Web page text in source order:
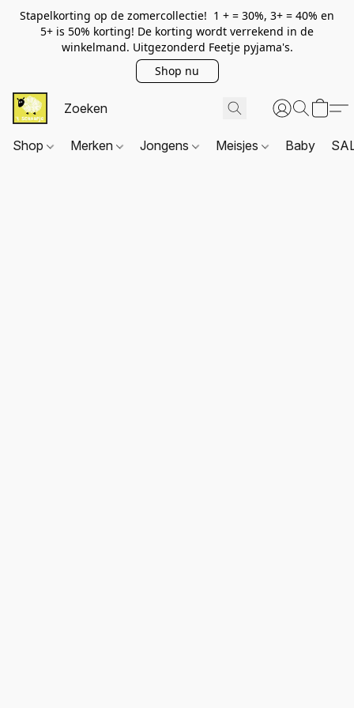
Stapelkorting op de zomercollectie! 1 + = 30%, 3+ = 40% en
5+ is 50% korting! De korting wordt verrekend in de
winkelmand. Uitgezonderd Feetje pyjama's.
Shop nu
Shop Merken Jongens Meisjes Baby